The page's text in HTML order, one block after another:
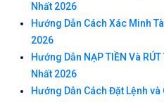
Nhất 2026
Hướng Dẫn Cách Xác Minh
2026
Hướng Dẫn NẠP TIỀN Và
Nhất 2026
Hướng Dẫn Cách Đặt Lệnh